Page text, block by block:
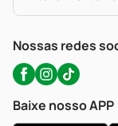
WhatsApp (47)
Nossas redes
Baixe nosso APP